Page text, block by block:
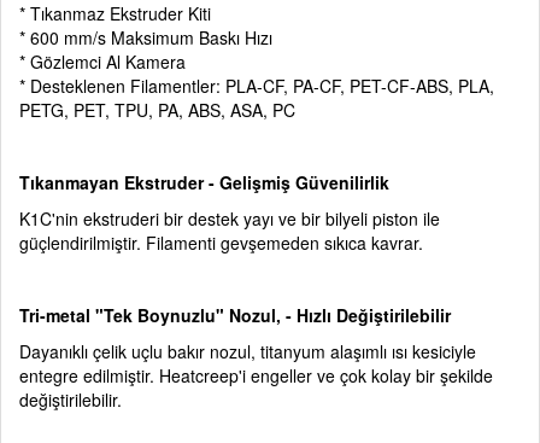
* Tıkanmaz Ekstruder Kiti
* 600 mm/s Maksimum Baskı Hızı
* Gözlemci Al Kamera
* Desteklenen Filamentler: PLA-CF, PA-CF, PET-CF-ABS, PLA,
PETG, PET, TPU, PA, ABS, ASA, PC
Tıkanmayan Ekstruder - Gelişmiş Güvenilirlik
K1C'nin ekstruderi bir destek yayı ve bir bilyeli piston ile
güçlendirilmiştir. Filamenti gevşemeden sıkıca kavrar.
Tri-metal "Tek Boynuzlu" Nozul, - Hızlı Değiştirilebilir
Dayanıklı çelik uçlu bakır nozul, titanyum alaşımlı ısı kesiciyle
entegre edilmiştir. Heatcreep'i engeller ve çok kolay bir şekilde
değiştirilebilir.